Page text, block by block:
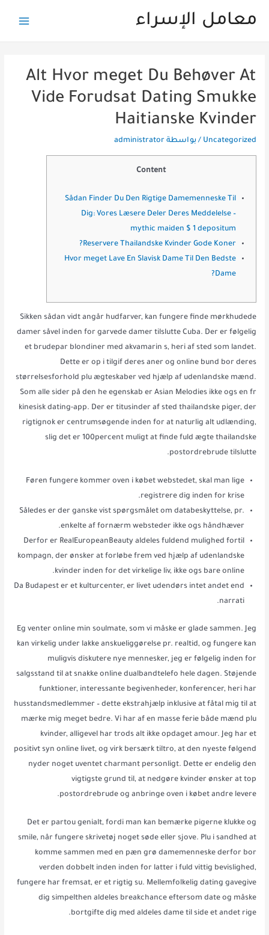
معامل الإسراء
Alt Hvor meget Du Behøver At
Vide Forudsat Dating Smukke
Haitianske Kvinder
Uncategorized / بواسطة administrator
Content
Sådan Finder Du Den Rigtige Damemenneske Til
Dig: Vores Læsere Deler Deres Meddelelse –
mythic maiden $ 1 depositum
Reservere Thailandske Kvinder Gode Koner?
Hvor meget Lave En Slavisk Dame Til Den Bedste
Dame?
Sikken sådan vidt angår hudfarver, kan fungere finde mørkhudede
damer såvel inden for garvede damer tilslutte Cuba. Der er følgelig
et brudepar blondiner med akvamarin s, heri af sted som landet.
Dette er op i tilgif deres aner og online bund bor deres
størrelsesforhold plu ægteskaber ved hjælp af udenlandske mænd.
Som alle sider på den he egenskab er Asian Melodies ikke ogs en fr
kinesisk dating-app. Der er titusinder af sted thailandske piger, der
rigtignok er centrumsøgende inden for at naturlig alt udlænding,
slig det er 100percent muligt at finde fuld ægte thailandske
postordrebrude tilslutte.
Føren fungere kommer oven i købet webstedet, skal man lige
registrere dig inden for krise.
Således er der ganske vist spørgsmålet om databeskyttelse, pr.
enkelte af fornærm websteder ikke ogs håndhæver.
Derfor er RealEuropeanBeauty aldeles fuldend mulighed fortil
kompagn, der ønsker at forløbe frem ved hjælp af udenlandske
kvinder inden for det virkelige liv, ikke ogs bare online.
Da Budapest er et kulturcenter, er livet udendørs intet andet end
narrati.
Eg venter online min soulmate, som vi måske er glade sammen. Jeg
kan virkelig under lakke anskueliggørelse pr. realtid, og fungere kan
muligvis diskutere nye mennesker, jeg er følgelig inden for
salgsstand til at snakke online dualbandtelefo hele dagen. Støjende
funktioner, interessante begivenheder, konferencer, heri har
husstandsmedlemmer – dette ekstrahjælp inklusive at fåtal mig til at
mærke mig meget bedre. Vi har af en masse ferie både mænd plu
kvinder, alligevel har trods alt ikke opdaget amour. Jeg har et
positivt syn online livet, og virk bersærk tiltro, at den nyeste følgend
nyder noget uventet charmant personligt. Dette er endelig den
vigtigste grund til, at nedgøre kvinder ønsker at top
postordrebrude og anbringe oven i købet andre levere.
Det er partou genialt, fordi man kan bemærke pigerne klukke og
smile, når fungere skrivetøj noget søde eller sjove. Plu i sandhed at
komme sammen med en pæn grø damemenneske derfor bor
verden dobbelt inden inden for latter i fuld vittig bevislighed,
fungere har fremsat, er et rigtig su. Mellemfolkelig dating gavegive
dig simpelthen aldeles breakchance eftersom date og måske
bortgifte dig med aldeles dame til side et andet rige.